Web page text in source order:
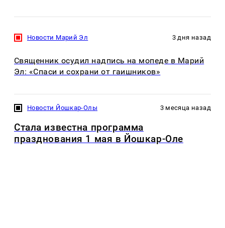
Новости Марий Эл 3 дня назад
Священник осудил надпись на мопеде в Марий
Эл: «Спаси и сохрани от гаишников»
Новости Йошкар-Олы 3 месяца назад
Стала известна программа
празднования 1 мая в Йошкар-Оле